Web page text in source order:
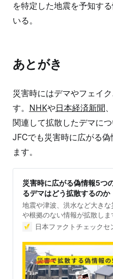
を特定した地震を予知す
いる。
あとがき
災害時にはデマやフェイ
す。 NHKや日本経済新聞、
関連して拡散したデマにつ
JFCでも災害時に広がる
ます。
災害時に広がる偽情報5
るデマはどう拡散するのか
地震や津波、洪水など大き
や根拠のない情報が拡散し
確かな救助要請は、本当に
拡散しがちな偽情報・誤情報
を妨げないようにしましょ
実際と異なる被害投稿 災害
偽の被害報告だ。2024年1月
日本ファクトチェックセ